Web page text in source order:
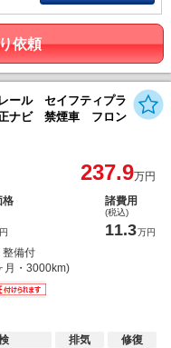
依頼
ール セイフティプラ
ナビ 禁煙車 フロン
237.9万円
格
諸費用
(税込)
11.3万円
整備付
月・3000km)
排気
修復